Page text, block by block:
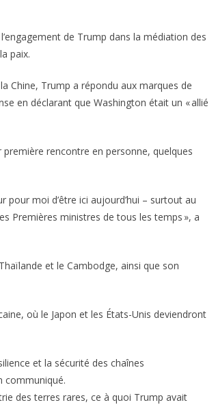
de Trump dans la médiation des
paix.
Chine, Trump a répondu aux marques de
en déclarant que Washington était un « allié
rencontre en personne, quelques
pour moi d’être ici aujourd’hui – surtout au
Premières ministres de tous les temps », a
et le Cambodge, ainsi que son
où le Japon et les États-Unis deviendront
et la sécurité des chaînes
communiqué.
des terres rares, ce à quoi Trump avait